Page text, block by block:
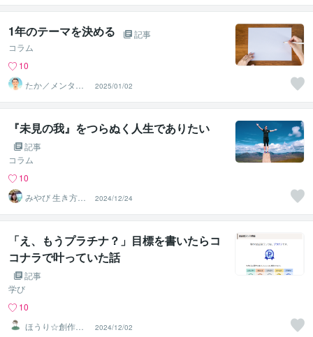
1年のテーマを決める
記事
コラム
10
たか／メンタル
パートナー
2025/01/02
『未見の我』をつらぬく人生でありたい
記事
コラム
10
みやび 生き方デ
ザイナー
2024/12/24
「え、もうプラチナ？」目標を書いたらコ
コナラで叶っていた話
記事
学び
10
ほうり☆創作者
のための心身最
2024/12/02